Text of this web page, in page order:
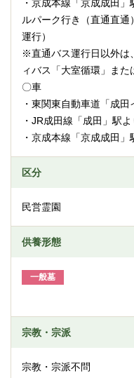
・京成本線「京成成田
ルパーク行き（直通直
運行）
※直通バス運行日以外は
ィバス「大室循環」ま
〇車
・東関東自動車道「成
・JR成田線「成田」駅
・京成本線「京成成田」
区分
民営霊園
供養形態
一般墓
宗教・宗派
宗教・宗派不問